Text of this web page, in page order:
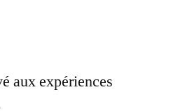
aux expériences